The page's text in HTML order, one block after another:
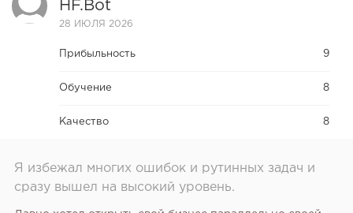
HF.bot
28 ИЮЛЯ 2026
Прибыльность 9
Обучение 8
Качество 8
Я избежал многих ошибок и рутинных задач и
сразу вышел на высокий уровень.